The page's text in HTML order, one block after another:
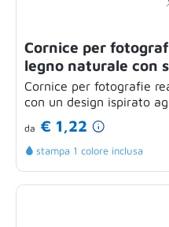
Cornice per
legno naturale con
Cornice per fotografie
con un design ispirato
da € 1,22
stampa 1 colore inclusa